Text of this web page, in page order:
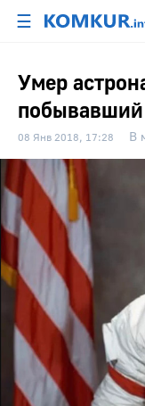
☰
Умер
08 Янв 2018, 17:28 В